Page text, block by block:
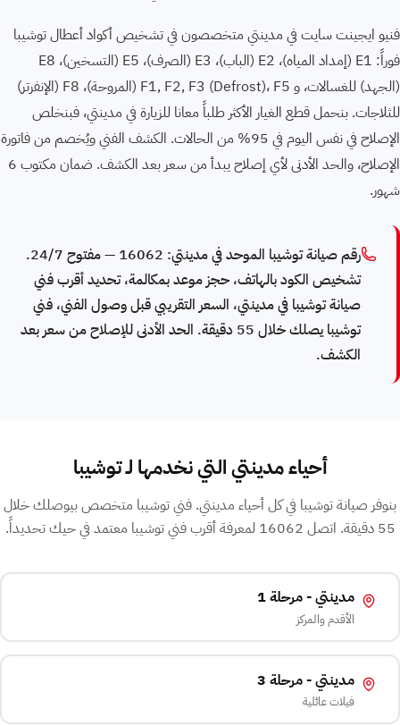
فنيو ايجينت سايت في مدينتي متخصصون في تشخيص أكواد أعطال توشيبا
فوراً: E1 (إمداد المياه)، E2 (الباب)، E3 (الصرف)، E5 (التسخين)، E8
(الجهد) للغسالات، و F1, F2, F3 ⁨(Defrost)⁩، F5 (المروحة)، F8 (الإنفرتر)
للثلاجات. بنحمل قطع الغيار الأكثر طلباً معانا للزيارة في مدينتي، فبنخلص
الإصلاح في نفس اليوم في 95% من الحالات. الكشف الفني ويُخصم من فاتورة
الإصلاح، والحد الأدنى لأي إصلاح يبدأ من سعر بعد الكشف. ضمان مكتوب 6
شهور.
رقم صيانة توشيبا الموحد في مدينتي: 16062 — مفتوح 24/7.
تشخيص الكود بالهاتف، حجز موعد بمكالمة، تحديد أقرب فني
صيانة توشيبا في مدينتي، السعر التقريبي قبل وصول الفني، فني
توشيبا يصلك خلال 55 دقيقة. الحد الأدنى للإصلاح من سعر بعد
الكشف.
أحياء مدينتي التي نخدمها لـ توشيبا
بنوفر صيانة توشيبا في كل أحياء مدينتي. فني توشيبا متخصص بيوصلك خلال
55 دقيقة. اتصل 16062 لمعرفة أقرب فني توشيبا معتمد في حيك تحديداً.
مدينتي - مرحلة 1
الأقدم والمركز
مدينتي - مرحلة 3
فيلات عائلية